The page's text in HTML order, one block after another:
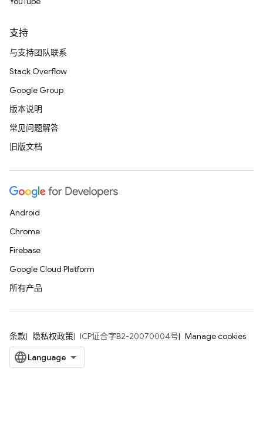
支持
与支持团队联系
Stack Overflow
Google Group
版本说明
常见问题解答
旧版文档
Android
Chrome
Firebase
Google Cloud Platform
所有产品
条款 隐私权政策 ICP证合字B2-20070004号 Manage cookies